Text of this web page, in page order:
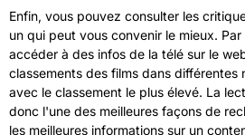
Enfin, vous pouvez consulter les
un qui peut vous convenir le mieux.
accéder à des infos de la télé sur le
classements des films dans différentes
avec le classement le plus élevé. La
donc l'une des meilleures façons de
les meilleures informations sur un